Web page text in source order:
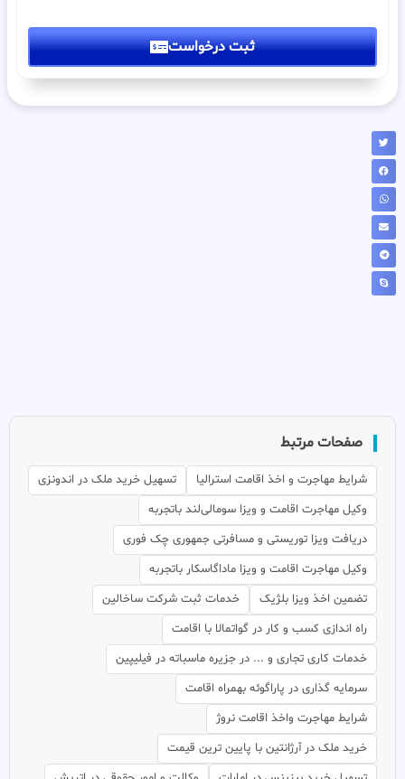
ثبت درخواست
صفحات مرتبط
شرایط مهاجرت و اخذ اقامت استرالیا
تسهیل خرید ملک در اندونزی
وکیل مهاجرت اقامت و ویزا سومالی‌لند باتجربه
دریافت ویزا توریستی و مسافرتی جمهوری چک فوری
وکیل مهاجرت اقامت و ویزا ماداگاسکار باتجربه
تضمین اخذ ویزا بلژیک
خدمات ثبت شرکت ساخالین
راه اندازی کسب و کار در گواتمالا با اقامت
خدمات کاری تجاری و ... در جزیره ماسباته در فیلیپین
سرمایه گذاری در پاراگوئه بهمراه اقامت
شرایط مهاجرت واخذ اقامت نروژ
خرید ملک در آرژانتین با پایین ترین قیمت